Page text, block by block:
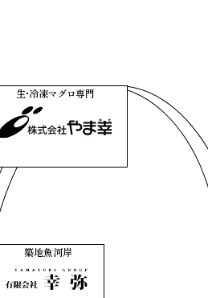
生・冷凍マグロ専門
株式会社やま幸
築地魚河岸
有限会社幸弥 - 築地場外ひき野